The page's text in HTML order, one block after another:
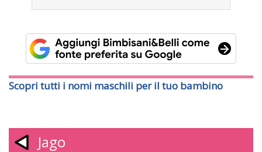
Scopri tutti i nomi maschili per il tuo bambino
Jago